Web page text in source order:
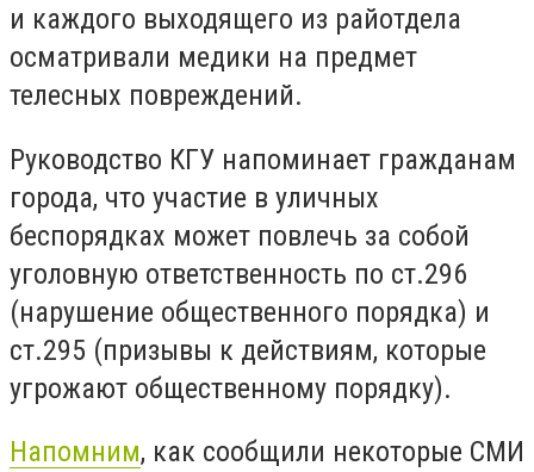
и каждого выходящего из райотдела
осматривали медики на предмет
телесных повреждений.
Руководство КГУ напоминает гражданам
города, что участие в уличных
беспорядках может повлечь за собой
уголовную ответственность по ст.296
(нарушение общественного порядка) и
ст.295 (призывы к действиям, которые
угрожают общественному порядку).
Напомним, как сообщили некоторые СМИ